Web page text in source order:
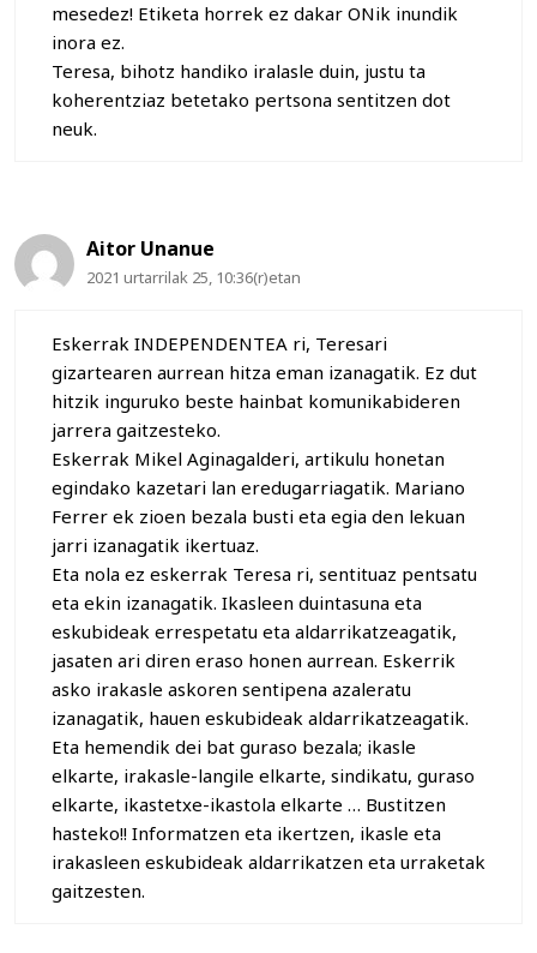
mesedez! Etiketa horrek ez dakar ONik inundik
inora ez.
Teresa, bihotz handiko iralasle duin, justu ta
koherentziaz betetako pertsona sentitzen dot
neuk.
Aitor Unanue
2021 urtarrilak 25, 10:36(r)etan
Eskerrak INDEPENDENTEA ri, Teresari
gizartearen aurrean hitza eman izanagatik. Ez dut
hitzik inguruko beste hainbat komunikabideren
jarrera gaitzesteko.
Eskerrak Mikel Aginagalderi, artikulu honetan
egindako kazetari lan eredugarriagatik. Mariano
Ferrer ek zioen bezala busti eta egia den lekuan
jarri izanagatik ikertuaz.
Eta nola ez eskerrak Teresa ri, sentituaz pentsatu
eta ekin izanagatik. Ikasleen duintasuna eta
eskubideak errespetatu eta aldarrikatzeagatik,
jasaten ari diren eraso honen aurrean. Eskerrik
asko irakasle askoren sentipena azaleratu
izanagatik, hauen eskubideak aldarrikatzeagatik.
Eta hemendik dei bat guraso bezala; ikasle
elkarte, irakasle-langile elkarte, sindikatu, guraso
elkarte, ikastetxe-ikastola elkarte … Bustitzen
hasteko!! Informatzen eta ikertzen, ikasle eta
irakasleen eskubideak aldarrikatzen eta urraketak
gaitzesten.